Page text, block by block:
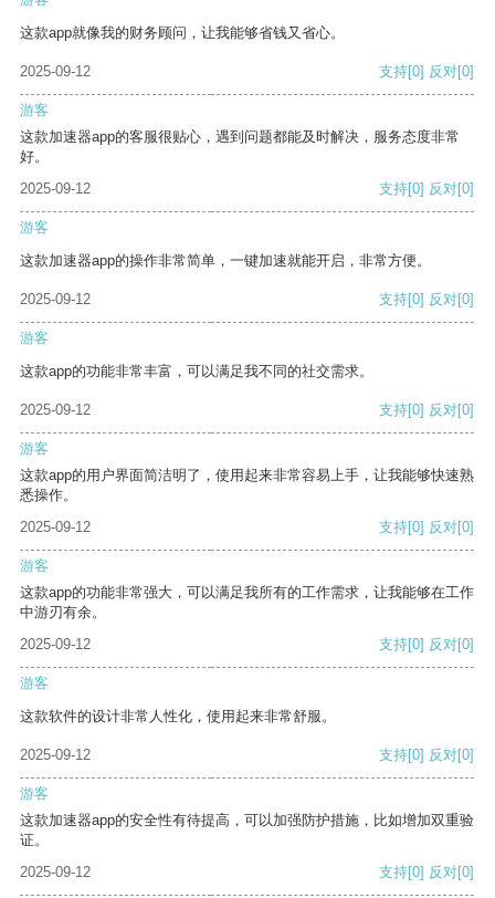
这款app就像我的财务顾问，让我能够省钱又省心。
2025-09-12 支持[0] 反对[0]
游客
这款加速器app的客服很贴心，遇到问题都能及时解决，服务态度非常
好。
2025-09-12
支持[0] 反对[0]
游客
这款加速器app的操作非常简单，一键加速就能开启，非常方便。
2025-09-12 支持[0] 反对[0]
游客
这款app的功能非常丰富，可以满足我不同的社交需求。
2025-09-12 支持[0] 反对[0]
游客
这款app的用户界面简洁明了，使用起来非常容易上手，让我能够快速熟
悉操作。
2025-09-12
支持[0] 反对[0]
游客
这款app的功能非常强大，可以满足我所有的工作需求，让我能够在工作
中游刃有余。
2025-09-12
支持[0] 反对[0]
游客
这款软件的设计非常人性化，使用起来非常舒服。
2025-09-12 支持[0] 反对[0]
游客
这款加速器app的安全性有待提高，可以加强防护措施，比如增加双重验
证。
2025-09-12
支持[0] 反对[0]